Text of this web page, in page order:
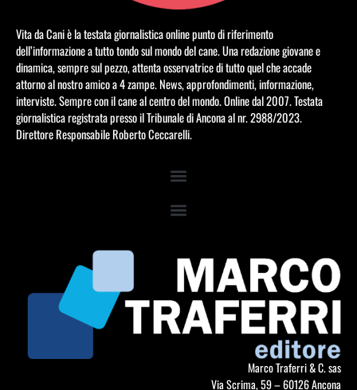
Vita da Cani è la testata giornalistica online punto di riferimento
dell’informazione a tutto tondo sul mondo del cane. Una redazione giovane e
dinamica, sempre sul pezzo, attenta osservatrice di tutto quel che accade
attorno al nostro amico a 4 zampe. News, approfondimenti, informazione,
interviste. Sempre con il cane al centro del mondo. Online dal 2007. Testata
giornalistica registrata presso il Tribunale di Ancona al nr. 2988/2023.
Direttore Responsabile Roberto Ceccarelli.
Marco Traferri & C. sas
Via Scrima, 59 – 60126 Ancona